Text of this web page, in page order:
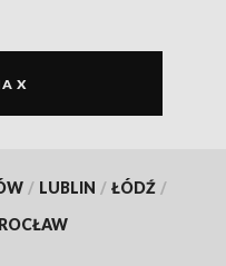
X
/ LUBLIN / ŁÓDŹ /